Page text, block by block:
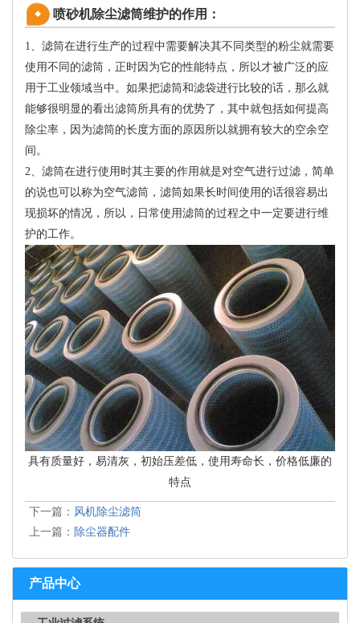
喷砂机除尘滤筒维护的作用：
1、滤筒在进行生产的过程中需要解决其不同类型的粉尘就需要
使用不同的滤筒，正时因为它的性能特点，所以才被广泛的应
用于工业领域当中。如果把滤筒和滤袋进行比较的话，那么就
能够很明显的看出滤筒所具有的优势了，其中就包括如何提高
除尘率，因为滤筒的长度方面的原因所以就拥有较大的空余空
间。
2、滤筒在进行使用时其主要的作用就是对空气进行过滤，简单
的说也可以称为空气滤筒，滤筒如果长时间使用的话很容易出
现损坏的情况，所以，日常使用滤筒的过程之中一定要进行维
护的工作。
具有质量好，易清灰，初始压差低，使用寿命长，价格低廉的
特点
下一篇： 风机除尘滤筒
上一篇： 除尘器配件
产品中心